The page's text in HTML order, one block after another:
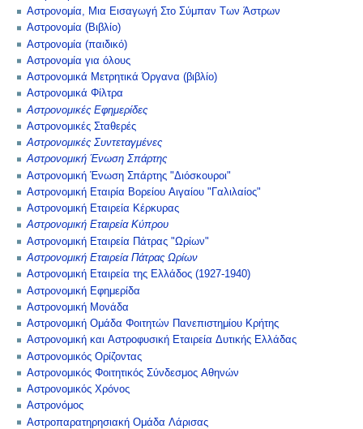
Αστρονομία, Μια Εισαγωγή Στο Σύμπαν Των Άστρων
Αστρονομία (Βιβλίο)
Αστρονομία (παιδικό)
Αστρονομία για όλους
Αστρονομικά Μετρητικά Όργανα (βιβλίο)
Αστρονομικά Φίλτρα
Αστρονομικές Εφημερίδες
Αστρονομικές Σταθερές
Αστρονομικές Συντεταγμένες
Αστρονομική Ένωση Σπάρτης
Αστρονομική Ένωση Σπάρτης "Διόσκουροι"
Αστρονομική Εταιρία Βορείου Αιγαίου "Γαλιλαίος"
Αστρονομική Εταιρεία Κέρκυρας
Αστρονομική Εταιρεία Κύπρου
Αστρονομική Εταιρεία Πάτρας "Ωρίων"
Αστρονομική Εταιρεία Πάτρας Ωρίων
Αστρονομική Εταιρεία της Ελλάδος (1927-1940)
Αστρονομική Εφημερίδα
Αστρονομική Μονάδα
Αστρονομική Ομάδα Φοιτητών Πανεπιστημίου Κρήτης
Αστρονομική και Αστροφυσική Εταιρεία Δυτικής Ελλάδας
Αστρονομικός Ορίζοντας
Αστρονομικός Φοιτητικός Σύνδεσμος Αθηνών
Αστρονομικός Χρόνος
Αστρονόμος
Αστροπαρατηρησιακή Ομάδα Λάρισας